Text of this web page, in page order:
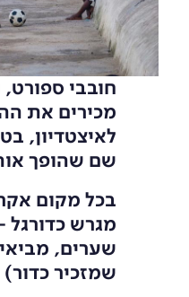
חובבי ספורט,
מכירים את
לאיצטדיון,
שם שהופך
בכל מקום
מגרש
שערים,
שמזכיר